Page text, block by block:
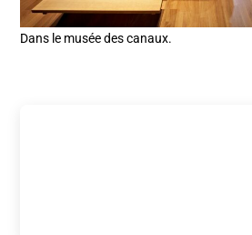
Dans le musée des canaux.